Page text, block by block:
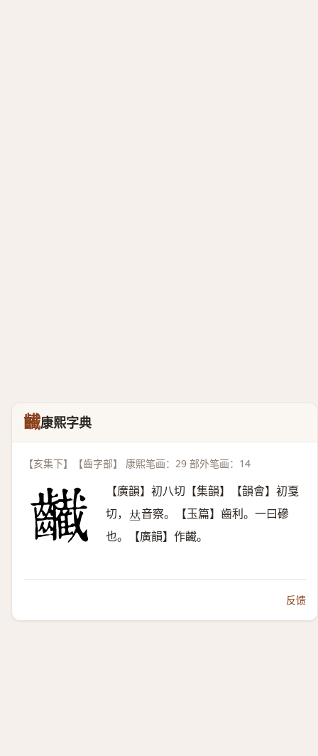
䶪康熙字典
【亥集下】【齒字部】 康熙笔画：29 部外笔画：14
【廣韻】初八切【集韻】【韻會】初戛
切， 𠀤音察。【玉篇】齒利。一曰磣
也。【廣韻】作䶪。
反馈